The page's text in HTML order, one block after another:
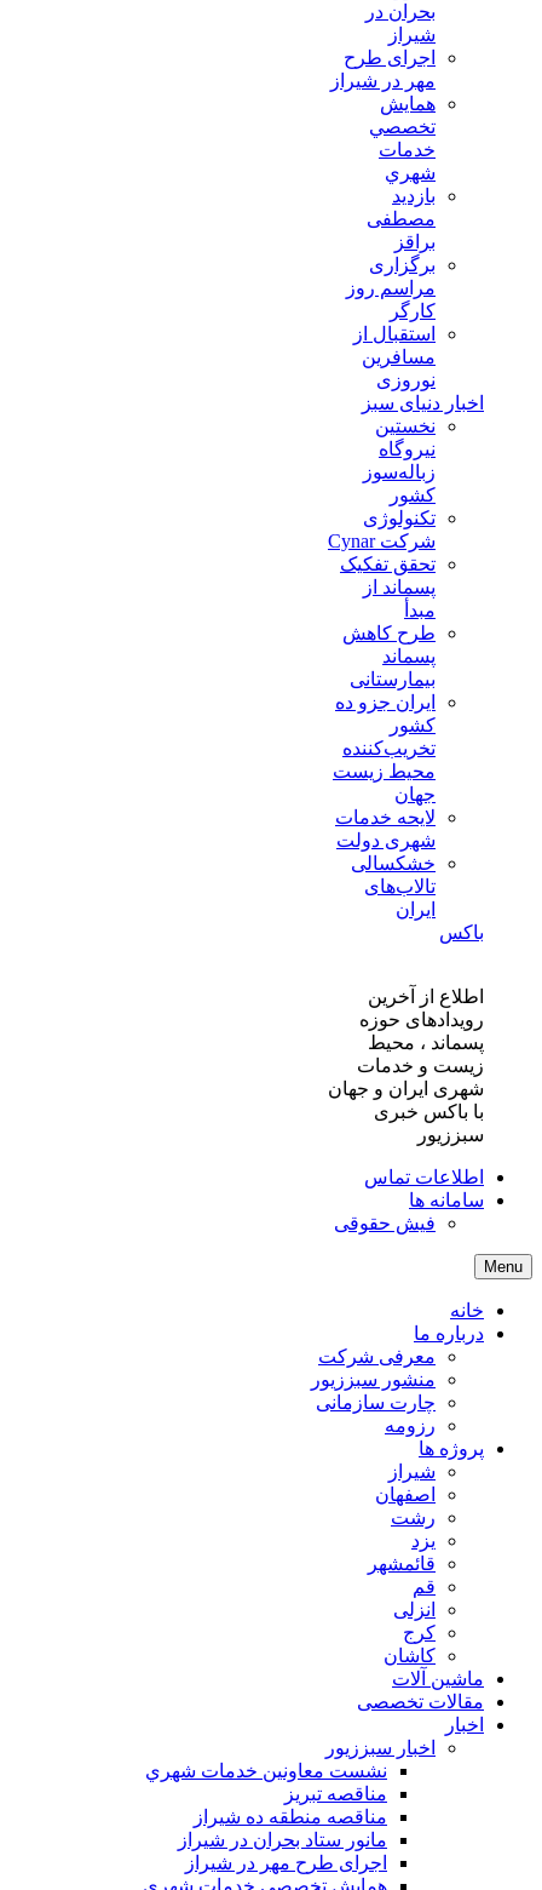
بحران در
شیراز
اجرای طرح
مهر در شیراز
همايش
تخصصي
خدمات
شهري
بازدید
مصطفی
براقز
برگزاری
مراسم روز
کارگر
استقبال از
مسافرین
نوروزی
اخبار دنیای سبز
نخستین
نیروگاه
زباله‌سوز
کشور
تکنولوژی
شرکت Cynar
تحقق تفکیک
پسماند از
مبدأ
طرح کاهش
پسماند
بیمارستانی
ايران جزو ده
كشور
تخريب‌كننده
محيط زيست
جهان
لایحه خدمات
شهری دولت
خشکسالی
تالاب‌های
ایران
باکس
اطلاع از آخرین
رویدادهای حوزه
پسماند ، محیط
زیست و خدمات
شهری ایران و جهان
با باکس خبری
سبززیور
اطلاعات تماس
سامانه ها
فیش حقوقی
Menu
خانه
درباره ما
معرفی شرکت
منشور سبززیور
چارت سازمانی
رزومه
پروژه ها
شیراز
اصفهان
رشت
یزد
قائمشهر
قم
انزلی
کرج
کاشان
ماشین آلات
مقالات تخصصی
اخبار
اخبار سبززیور
نشست معاونين خدمات شهري
مناقصه تبريز
مناقصه منطقه ده شیراز
مانور ستاد بحران در شیراز
اجرای طرح مهر در شیراز
همايش تخصصي خدمات شهري